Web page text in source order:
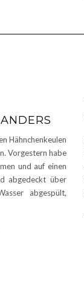
Hähnchenkeulen
Vorgestern habe
und auf einen
abgedeckt über
abgespült,